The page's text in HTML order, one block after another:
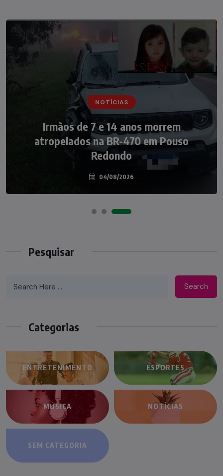
NOTÍCIAS
Irmãos de 7 e 14 anos morrem
atropelados na BR-470 em Pouso
Redondo
04/08/2026
NOTÍCIAS
Nádia Menegazzi leva o nome de Taió ao
palco do Programa Silvio Santos
07/08/2026
Pesquisar
Search
Categorias
ENTRETENIMENTO ESPORTES
MÚSICA NOTÍCIAS
SEM CATEGORIA